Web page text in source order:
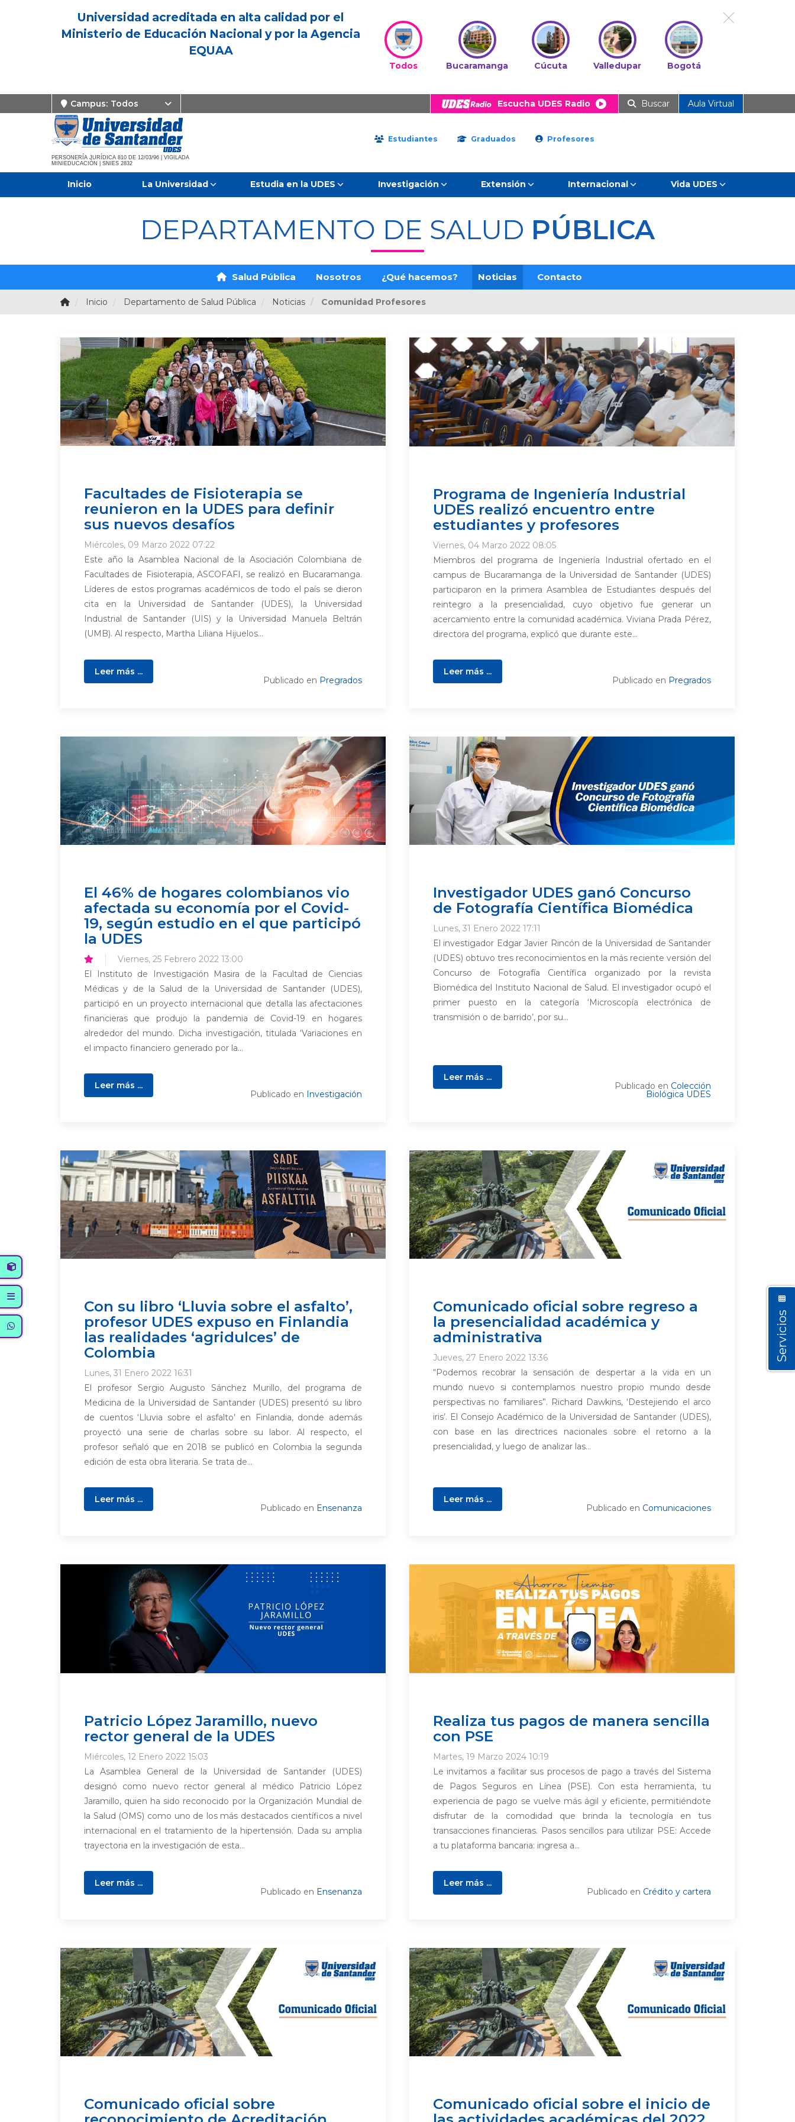
Universidad acreditada en alta calidad por el
Ministerio de Educación Nacional y por la Agencia
EQUAA
Todos Bucaramanga Cúcuta Valledupar Bogotá
Campus: Todos Escucha UDES Radio Buscar Aula Virtual
PERSONERÍA JURÍDICA 810 DE 12/03/96 | VIGILADA
MINIEDUCACIÓN | SNIES 2832
Estudiantes Graduados Profesores
Inicio La Universidad Estudia en la UDES Investigación Extensión Internacional Vida UDES
DEPARTAMENTO DE SALUD PÚBLICA
Salud Pública Nosotros ¿Qué hacemos? Noticias Contacto
Inicio Departamento de Salud Pública Noticias Comunidad Profesores
Facultades de Fisioterapia se
reunieron en la UDES para definir
sus nuevos desafíos
Miércoles, 09 Marzo 2022 07:22
Este año la Asamblea Nacional de la Asociación Colombiana de
Facultades de Fisioterapia, ASCOFAFI, se realizó en Bucaramanga.
Líderes de estos programas académicos de todo el país se dieron
cita en la Universidad de Santander (UDES), la Universidad
Industrial de Santander (UIS) y la Universidad Manuela Beltrán
(UMB). Al respecto, Martha Liliana Hijuelos...
Leer más ...
Publicado en Pregrados
Programa de Ingeniería Industrial
UDES realizó encuentro entre
estudiantes y profesores
Viernes, 04 Marzo 2022 08:05
Miembros del programa de Ingeniería Industrial ofertado en el
campus de Bucaramanga de la Universidad de Santander (UDES)
participaron en la primera Asamblea de Estudiantes después del
reintegro a la presencialidad, cuyo objetivo fue generar un
acercamiento entre la comunidad académica. Viviana Prada Pérez,
directora del programa, explicó que durante este...
Leer más ...
Publicado en Pregrados
El 46% de hogares colombianos vio
afectada su economía por el Covid-
19, según estudio en el que participó
la UDES
Viernes, 25 Febrero 2022 13:00
El Instituto de Investigación Masira de la Facultad de Ciencias
Médicas y de la Salud de la Universidad de Santander (UDES),
participó en un proyecto internacional que detalla las afectaciones
financieras que produjo la pandemia de Covid-19 en hogares
alrededor del mundo. Dicha investigación, titulada ‘Variaciones en
el impacto financiero generado por la...
Leer más ...
Publicado en Investigación
Investigador UDES ganó Concurso
de Fotografía Científica Biomédica
Lunes, 31 Enero 2022 17:11
El investigador Edgar Javier Rincón de la Universidad de Santander
(UDES) obtuvo tres reconocimientos en la más reciente versión del
Concurso de Fotografía Científica organizado por la revista
Biomédica del Instituto Nacional de Salud. El investigador ocupó el
primer puesto en la categoría ‘Microscopía electrónica de
transmisión o de barrido’, por su...
Leer más ...
Publicado en Colección
Biológica UDES
Con su libro ‘Lluvia sobre el asfalto’,
profesor UDES expuso en Finlandia
las realidades ‘agridulces’ de
Colombia
Lunes, 31 Enero 2022 16:31
El profesor Sergio Augusto Sánchez Murillo, del programa de
Medicina de la Universidad de Santander (UDES) presentó su libro
de cuentos ‘Lluvia sobre el asfalto’ en Finlandia, donde además
proyectó una serie de charlas sobre su labor. Al respecto, el
profesor señaló que en 2018 se publicó en Colombia la segunda
edición de esta obra literaria. Se trata de...
Leer más ...
Publicado en Ensenanza
Comunicado oficial sobre regreso a
la presencialidad académica y
administrativa
Jueves, 27 Enero 2022 13:36
“Podemos recobrar la sensación de despertar a la vida en un
mundo nuevo si contemplamos nuestro propio mundo desde
perspectivas no familiares”. Richard Dawkins, ‘Destejiendo el arco
iris’. El Consejo Académico de la Universidad de Santander (UDES),
con base en las directrices nacionales sobre el retorno a la
presencialidad, y luego de analizar las...
Leer más ...
Publicado en Comunicaciones
Patricio López Jaramillo, nuevo
rector general de la UDES
Miércoles, 12 Enero 2022 15:03
La Asamblea General de la Universidad de Santander (UDES)
designó como nuevo rector general al médico Patricio López
Jaramillo, quien ha sido reconocido por la Organización Mundial de
la Salud (OMS) como uno de los más destacados científicos a nivel
internacional en el tratamiento de la hipertensión. Dada su amplia
trayectoria en la investigación de esta...
Leer más ...
Publicado en Ensenanza
Realiza tus pagos de manera sencilla
con PSE
Martes, 19 Marzo 2024 10:19
Le invitamos a facilitar sus procesos de pago a través del Sistema
de Pagos Seguros en Línea (PSE). Con esta herramienta, tu
experiencia de pago se vuelve más ágil y eficiente, permitiéndote
disfrutar de la comodidad que brinda la tecnología en tus
transacciones financieras. Pasos sencillos para utilizar PSE: Accede
a tu plataforma bancaria: ingresa a...
Leer más ...
Publicado en Crédito y cartera
Comunicado oficial sobre
Comunicado oficial sobre el inicio de
Servicios